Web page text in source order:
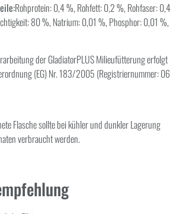
Rohprotein: 0,4 %, Rohfett: 0,2 %, Rohfaser: 0,4
80 %, Natrium: 0,01 %, Phosphor: 0,01 %,
der GladiatorPLUS Milieufütterung erfolgt
(EG) Nr. 183/2005 (Registriernummer: 06
Flasche sollte bei kühler und dunkler Lagerung
verbraucht werden.